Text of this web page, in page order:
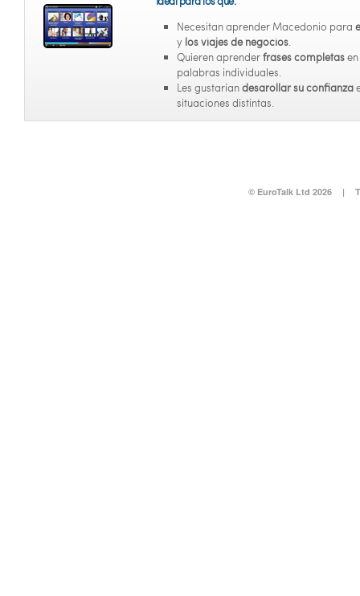
Necesitan aprender Macedonio para
y los viajes de negocios.
Quieren aprenderfrases completas
palabras individuales.
Les gustaríandesarollar su confianza
situaciones distintas.
© EuroTalk Ltd 2026 |